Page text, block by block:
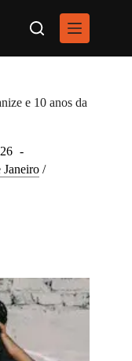
e 10 anos da
Janeiro /